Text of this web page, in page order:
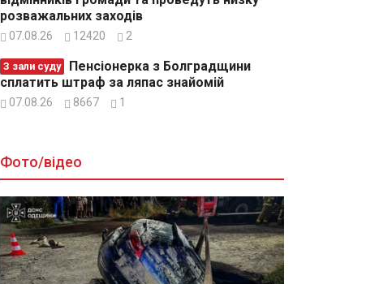
розважальних заходів
07.08.26 12420 2
З зали суду
сплатить штраф за ляпас знайомій
07.08.26 8667 1
Фото/відео